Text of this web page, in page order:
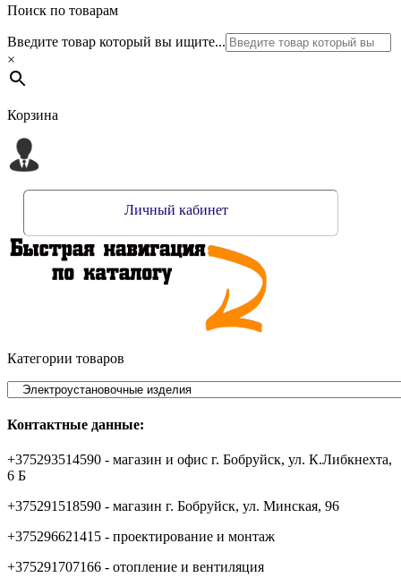
Поиск по товарам
Введите товар который вы ищите...
×
Корзина
Личный кабинет
Категории товаров
Контактные данные:
+375293514590 - магазин и офис г. Бобруйск, ул. К.Либкнехта,
6 Б
+375291518590 - магазин г. Бобруйск, ул. Минская, 96
+375296621415 - проектирование и монтаж
+375291707166 - отопление и вентиляция